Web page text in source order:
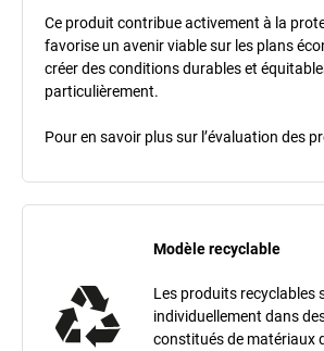
Ce produit contribue activement à la
favorise un avenir viable sur les plans
créer des conditions durables et
particulièrement.
Pour en savoir plus sur l’évaluation des
Modèle recyclable
Les produits recyclables
individuellement dans
constitués de matériaux